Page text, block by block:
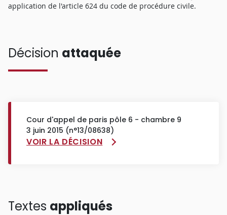
application de l'article 624 du code de procédure civile.
Décision attaquée
Cour d'appel de paris pôle 6 - chambre 9
3 juin 2015 (n°13/08638)
VOIR LA DÉCISION
Textes appliqués